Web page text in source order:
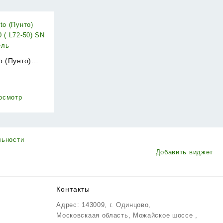
(Пунто)
Добавить виджет
Контакты
Адрес: 143009, г. Одинцово,
Московскаая область, Можайское шоссе ,